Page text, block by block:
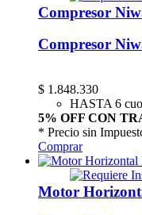
Compresor
Compresor
$ 1.848.330
HASTA 6
5% OFF CON
* Precio sin
Comprar
Motor